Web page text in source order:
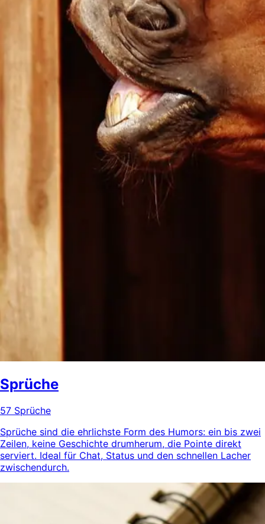
Sprüche
57 Sprüche
Sprüche sind die ehrlichste Form des Humors: ein bis zwei
Zeilen, keine Geschichte drumherum, die Pointe direkt
serviert. Ideal für Chat, Status und den schnellen Lacher
zwischendurch.